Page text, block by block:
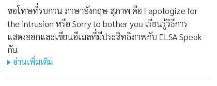
ขอโทษที่รบกวน ภาษาอังกฤษ สุภาพ คือ I apologize for
the intrusion หรือ Sorry to bother you เรียนรู้วิธีการ
แสดงออกและเขียนอีเมลที่มีประสิทธิภาพกับ ELSA Speak
กัน
อ่านเพิ่มเติม